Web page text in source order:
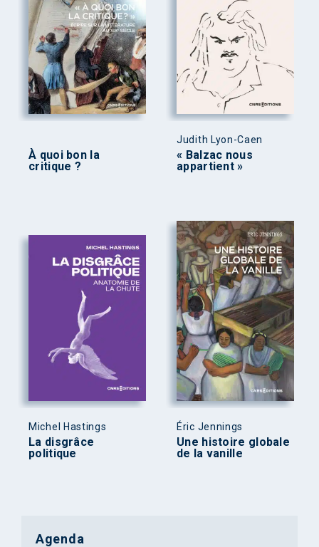
À quoi bon la
critique ?
Judith Lyon-Caen
« Balzac nous
appartient »
Michel Hastings
La disgrâce
politique
Éric Jennings
Une histoire globale
de la vanille
Agenda